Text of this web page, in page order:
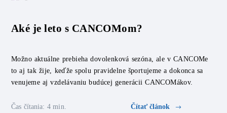
Aké je leto s CANCOMom?
Možno aktuálne prebieha dovolenková sezóna, ale v CANCOMe
to aj tak žije, keďže spolu pravidelne športujeme a dokonca sa
venujeme aj vzdelávaniu budúcej generácii CANCOMákov.
Čas čítania: 4 min. Čítať článok